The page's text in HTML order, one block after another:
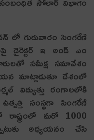
గురువారం సింగరేణి
డైరెక్టర్‌ ఇ అండ్‌ ఎం
సమీక్ష సమావేశం
మాట్లాడుతూ దేశంలో
విద్యుత్తు రంగాలలోకి
సంస్థగా సింగరేణి
రాష్ట్రంలో మ‌రో 1000
అధ్యయనం చేసి